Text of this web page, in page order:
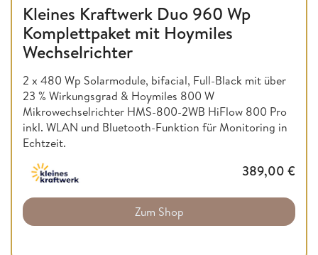
Kleines Kraftwerk Duo 960 Wp
Komplettpaket mit Hoymiles
Wechselrichter
2 x 480 Wp Solarmodule, bifacial, Full-Black mit über
23 % Wirkungsgrad & Hoymiles 800 W
Mikrowechselrichter HMS-800-2WB HiFlow 800 Pro
inkl. WLAN und Bluetooth-Funktion für Monitoring in
Echtzeit.
389,00 €
Zum Shop